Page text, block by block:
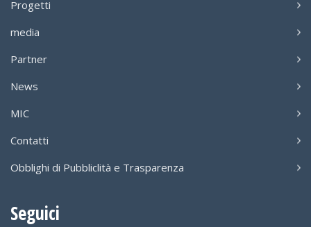
Progetti
media
Partner
News
MIC
Contatti
Obblighi di Pubbliclità e Trasparenza
Seguici